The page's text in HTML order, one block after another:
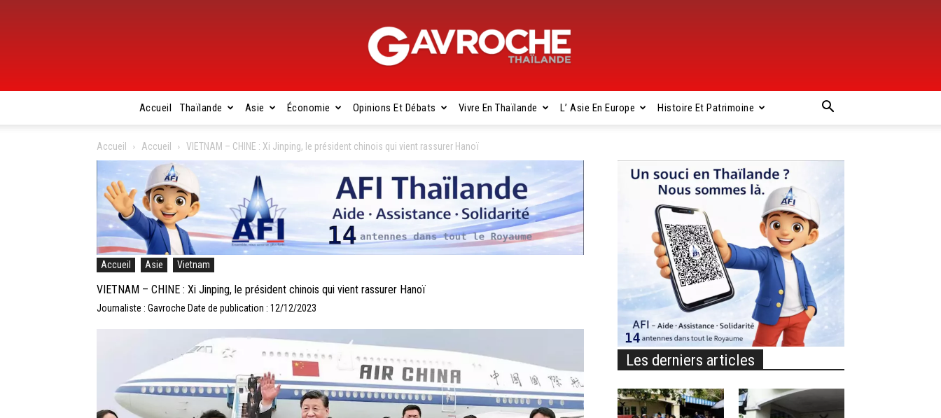
Gavroche
Thaïlande
Accueil Thaïlande Asie Économie Opinions Et Débats Vivre En Thaïlande L’ Asie En Europe Histoire Et Patrimoine
Accueil Accueil VIETNAM – CHINE : Xi Jinping, le président chinois qui vient rassurer Hanoï
Accueil Asie Vietnam
VIETNAM – CHINE : Xi Jinping, le président chinois qui vient rassurer Hanoï
Journaliste : Gavroche Date de publication : 12/12/2023
Les derniers articles